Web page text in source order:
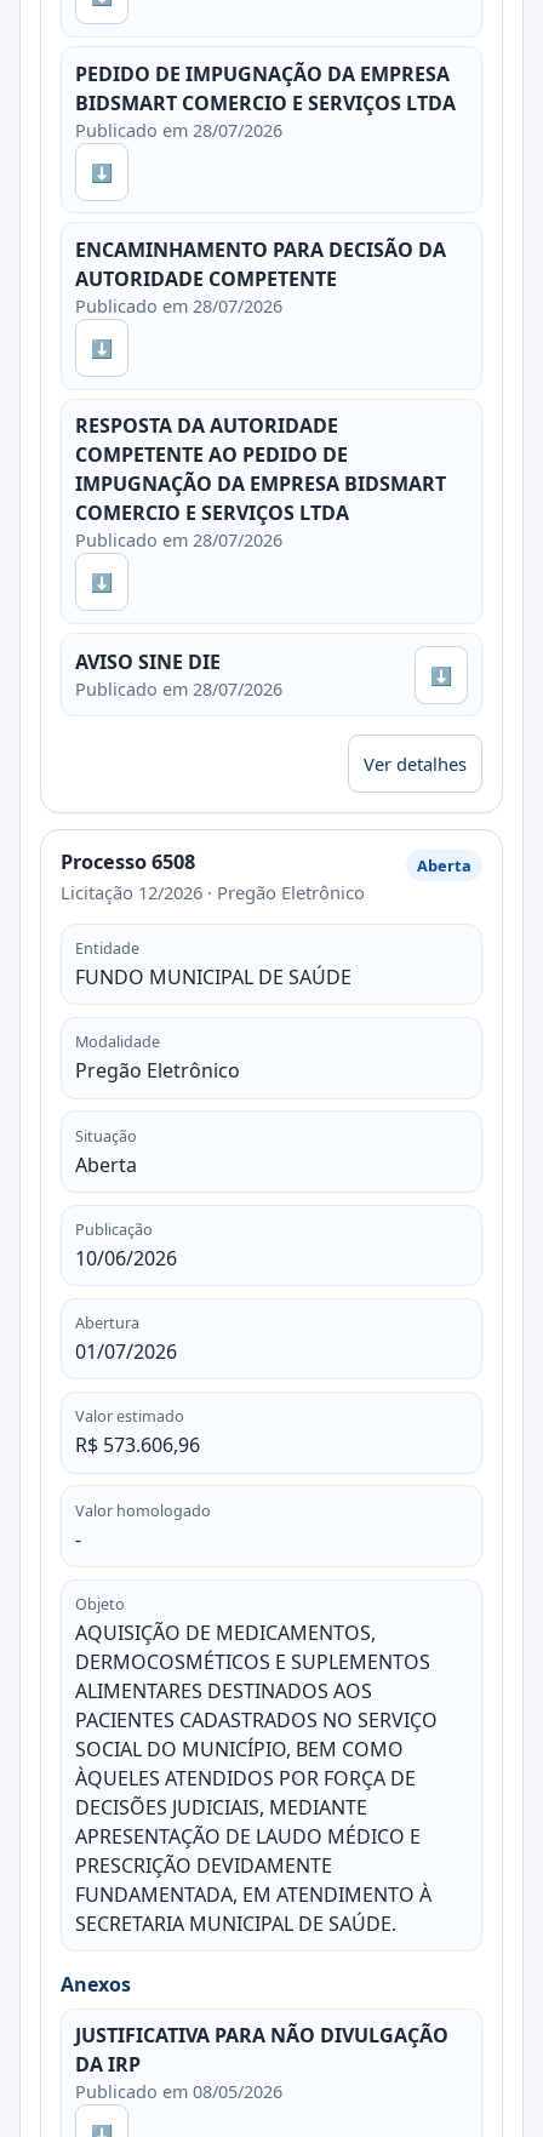
PEDIDO DE IMPUGNAÇÃO DA EMPRESA
BIDSMART COMERCIO E SERVIÇOS LTDA
Publicado em 28/07/2026
⬇
ENCAMINHAMENTO PARA DECISÃO DA
AUTORIDADE COMPETENTE
Publicado em 28/07/2026
⬇
RESPOSTA DA AUTORIDADE
COMPETENTE AO PEDIDO DE
IMPUGNAÇÃO DA EMPRESA BIDSMART
COMERCIO E SERVIÇOS LTDA
Publicado em 28/07/2026
⬇
AVISO SINE DIE
Publicado em 28/07/2026
⬇
Ver detalhes
Processo 6508
Licitação 12/2026 · Pregão Eletrônico
Aberta
Entidade
FUNDO MUNICIPAL DE SAÚDE
Modalidade
Pregão Eletrônico
Situação
Aberta
Publicação
10/06/2026
Abertura
01/07/2026
Valor estimado
R$ 573.606,96
Valor homologado
-
Objeto
AQUISIÇÃO DE MEDICAMENTOS,
DERMOCOSMÉTICOS E SUPLEMENTOS
ALIMENTARES DESTINADOS AOS
PACIENTES CADASTRADOS NO SERVIÇO
SOCIAL DO MUNICÍPIO, BEM COMO
ÀQUELES ATENDIDOS POR FORÇA DE
DECISÕES JUDICIAIS, MEDIANTE
APRESENTAÇÃO DE LAUDO MÉDICO E
PRESCRIÇÃO DEVIDAMENTE
FUNDAMENTADA, EM ATENDIMENTO À
SECRETARIA MUNICIPAL DE SAÚDE.
Anexos
JUSTIFICATIVA PARA NÃO DIVULGAÇÃO
DA IRP
Publicado em 08/05/2026